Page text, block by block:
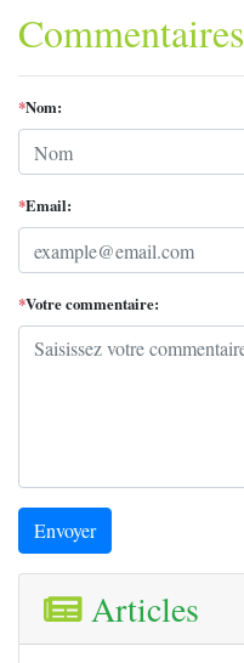
Commentaires
*Nom:
*Email:
*Votre commentaire:
Envoyer
Articles